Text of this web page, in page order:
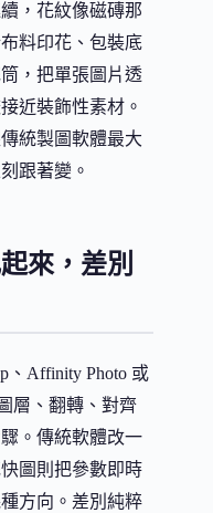
，花紋像磁磚那
料印花、包裝底
，把單張圖片透
近裝飾性素材。
統製圖軟體最大
跟著變。
來，差別
、Affinity Photo 或
層、翻轉、對齊
。傳統軟體改一
圖則把參數即時
方向。差別純粹